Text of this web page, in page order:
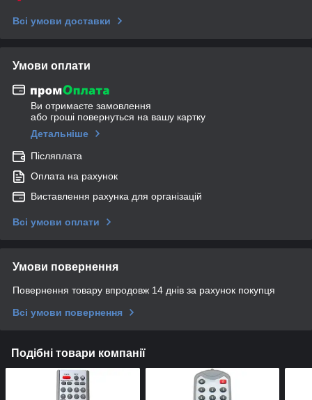
Всі умови доставки
Умови оплати
Ви отримаєте замовлення
або гроші повернуться на вашу картку
Детальніше
Післяплата
Оплата на рахунок
Виставлення рахунка для організацій
Всі умови оплати
Умови повернення
Повернення товару впродовж 14 днів за рахунок покупця
Всі умови повернення
Подібні товари компанії